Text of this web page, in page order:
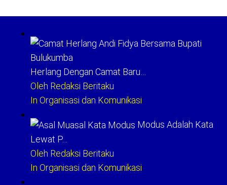
Herlang Dengan Camat Baru…
Oleh Redaksi Beritaku
In Organisasi dan Komunikasi
Modus Adalah Kata
Lewat P…
Oleh Redaksi Beritaku
In Organisasi dan Komunikasi